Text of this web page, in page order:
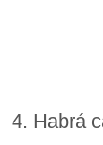
4. Habrá